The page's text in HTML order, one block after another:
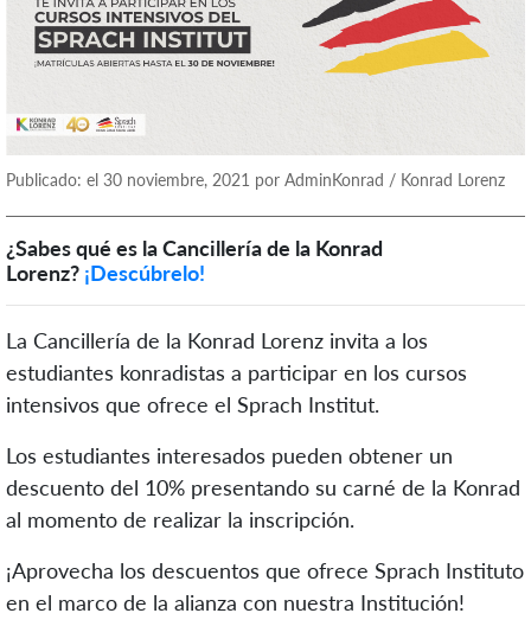
Publicado: el 30 noviembre, 2021 por AdminKonrad / Konrad Lorenz
¿Sabes qué es la Cancillería de la Konrad
Lorenz? ¡Descúbrelo!
La Cancillería de la Konrad Lorenz invita a los
estudiantes konradistas a participar en los cursos
intensivos que ofrece el Sprach Institut.
Los estudiantes interesados pueden obtener un
descuento del 10% presentando su carné de la Konrad
al momento de realizar la inscripción.
¡Aprovecha los descuentos que ofrece Sprach Instituto
en el marco de la alianza con nuestra Institución!